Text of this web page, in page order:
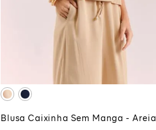
M
P
ADICIONAR À SACOLA
Blusa Caixinha Sem Manga - Areia